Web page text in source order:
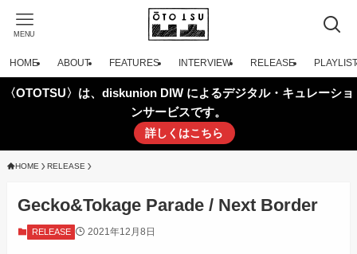
MENU
HOME ABOUT FEATURES INTERVIEW RELEASE PLAYLIST
〈OTOTSU〉は、diskunion DIW によるデジタル・キュレーショ
ンサービスです。
詳しくはこちら
HOME RELEASE
Gecko&Tokage Parade / Next Border
RELEASE 2021年12月8日